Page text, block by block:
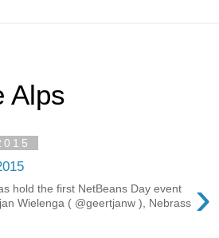
Alps
›
hold the first NetBeans Day event
Wielenga ( @geertjanw ), Nebrass